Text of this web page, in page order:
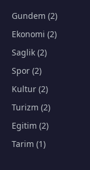
Gundem (2)
Ekonomi (2)
Saglik (2)
Spor (2)
Kultur (2)
Turizm (2)
Egitim (2)
Tarim (1)